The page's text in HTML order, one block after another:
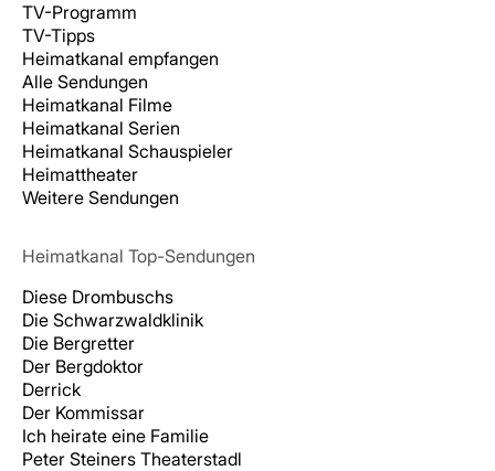
TV-Programm
TV-Tipps
Heimatkanal empfangen
Alle Sendungen
Heimatkanal Filme
Heimatkanal Serien
Heimatkanal Schauspieler
Heimattheater
Weitere Sendungen
Heimatkanal Top-Sendungen
Diese Drombuschs
Die Schwarzwaldklinik
Die Bergretter
Der Bergdoktor
Derrick
Der Kommissar
Ich heirate eine Familie
Peter Steiners Theaterstadl